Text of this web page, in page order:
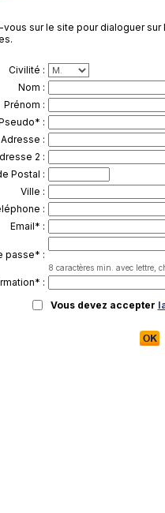
sur le site pour dialoguer
Civilité :
Nom :
Prénom :
:
Adresse :
2 :
Postal :
Ville :
:
Email* :
passe* :
8 caractères min. avec lettre,
:
Vous devez accepter